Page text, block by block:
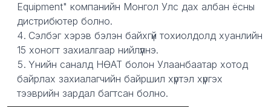
Equipment" компанийн Монгол Улс дах албан ёсны
дистрибютер болно.
Сэлбэг хэрэв бэлэн байхгүй тохиолдолд хуанлийн
15 хоногт захиалгаар нийлүүлнэ.
Үнийн саналд НӨАТ болон Улаанбаатар хотод
байрлах захиалагчийн байршил хүртэл хүргэх
тээврийн зардал багтсан болно.